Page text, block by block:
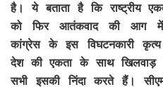
है। ये बताता है कि राष्ट्रीय
को फिर आतंकवाद की आग
कांग्रेस के इस विघटनकारी
देश की एकता के साथ
सभी इसकी निंदा करते हैं।